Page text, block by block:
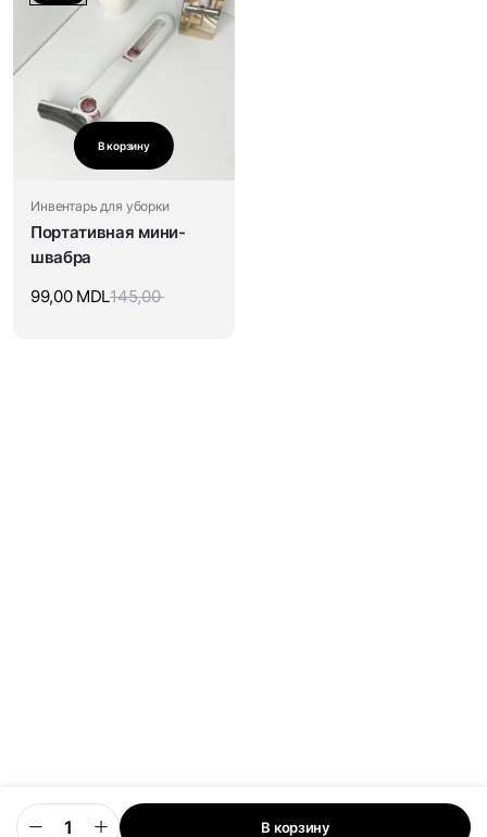
В корзину
В корзину
Инвентарь для уборки
Портативная мини-
швабра
145,00
99,00 MDL